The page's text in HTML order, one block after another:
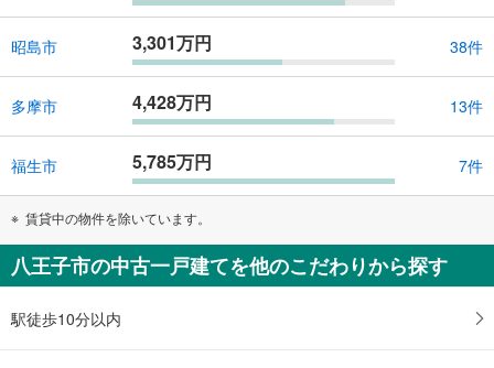
昭島市 3,301万円 38件
多摩市 4,428万円 13件
福生市 5,785万円 7件
賃貸中の物件を除いています。
八王子市の中古一戸建てを他のこだわりから探す
駅徒歩10分以内